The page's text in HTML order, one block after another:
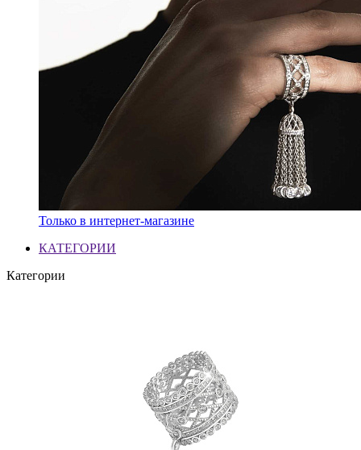
Только в интернет-магазине
КАТЕГОРИИ
Категории